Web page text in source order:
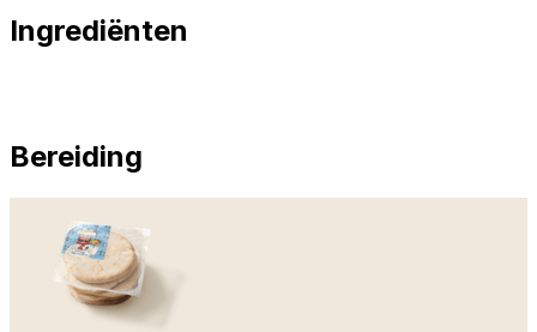
Ingrediënten
Bereiding